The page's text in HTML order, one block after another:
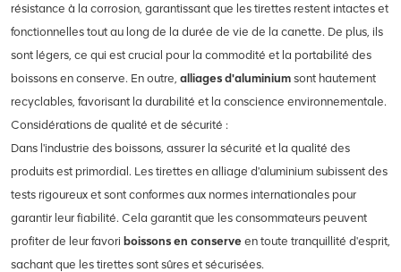
résistance à la corrosion, garantissant que les tirettes restent intactes et
fonctionnelles tout au long de la durée de vie de la canette. De plus, ils
sont légers, ce qui est crucial pour la commodité et la portabilité des
boissons en conserve. En outre, alliages d'aluminium sont hautement
recyclables, favorisant la durabilité et la conscience environnementale.
Considérations de qualité et de sécurité :
Dans l'industrie des boissons, assurer la sécurité et la qualité des
produits est primordial. Les tirettes en alliage d'aluminium subissent des
tests rigoureux et sont conformes aux normes internationales pour
garantir leur fiabilité. Cela garantit que les consommateurs peuvent
profiter de leur favori boissons en conserve en toute tranquillité d'esprit,
sachant que les tirettes sont sûres et sécurisées.